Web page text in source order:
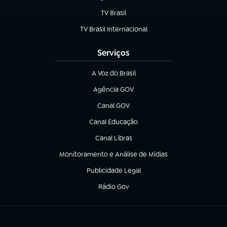
TV Brasil
(abre em nova aba)
TV Brasil Internacional
(abre em nova aba)
Serviços
A Voz do Brasil
(abre em nova aba)
Agência GOV
(abre em nova aba)
Canal GOV
(abre em nova aba)
Canal Educação
(abre em nova aba)
Canal Libras
(abre em nova aba)
Monitoramento e Análise de Mídias
(abre em nova aba)
Publicidade Legal
(abre em nova aba)
Rádio Gov
(abre em nova aba)